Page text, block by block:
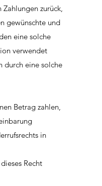
zurück,
gewünschte und
eine solche
verwendet
durch eine solche
Betrag zahlen,
in
Recht